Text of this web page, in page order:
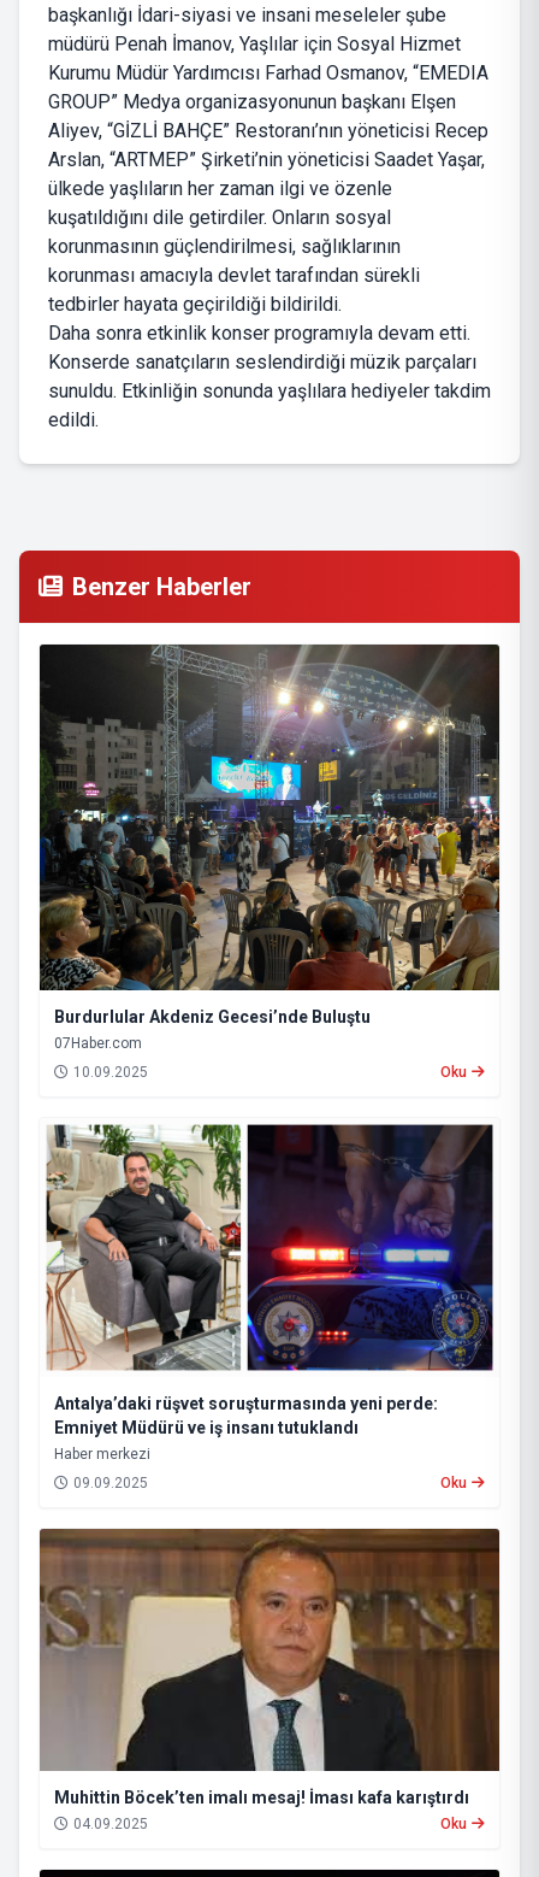
başkanlığı İdari-siyasi ve insani meseleler şube
müdürü Penah İmanov, Yaşlılar için Sosyal Hizmet
Kurumu Müdür Yardımcısı Farhad Osmanov, “EMEDIA
GROUP” Medya organizasyonunun başkanı Elşen
Aliyev, “GİZLİ BAHÇE” Restoranı’nın yöneticisi Recep
Arslan, “ARTMEP” Şirketi’nin yöneticisi Saadet Yaşar,
ülkede yaşlıların her zaman ilgi ve özenle
kuşatıldığını dile getirdiler. Onların sosyal
korunmasının güçlendirilmesi, sağlıklarının
korunması amacıyla devlet tarafından sürekli
tedbirler hayata geçirildiği bildirildi.
Daha sonra etkinlik konser programıyla devam etti.
Konserde sanatçıların seslendirdiği müzik parçaları
sunuldu. Etkinliğin sonunda yaşlılara hediyeler takdim
edildi.
Benzer Haberler
Burdurlular Akdeniz Gecesi’nde Buluştu
07Haber.com
10.09.2025
Oku
Antalya’daki rüşvet soruşturmasında yeni perde:
Emniyet Müdürü ve iş insanı tutuklandı
Haber merkezi
09.09.2025
Oku
Muhittin Böcek’ten imalı mesaj! İması kafa karıştırdı
04.09.2025 Oku